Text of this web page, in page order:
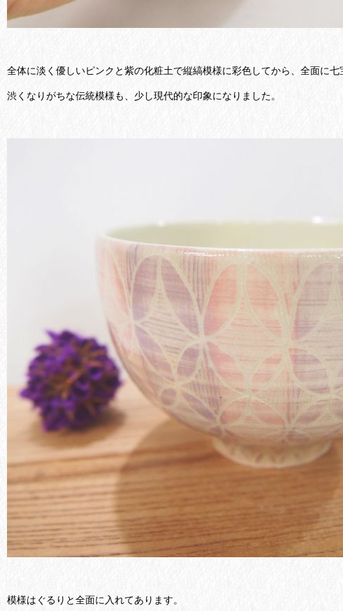
全体に淡く優しいピンクと紫の化粧土で縦縞模様に彩色してから、全面に
渋くなりがちな伝統模様も、少し現代的な印象になりました。
模様はぐるりと全面に入れてあります。